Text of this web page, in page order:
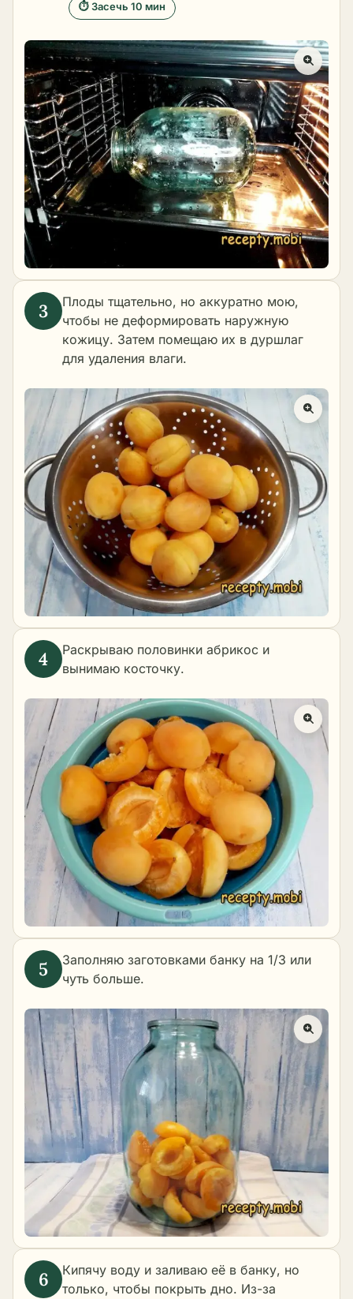
⏱ Засечь 10 мин
Плоды тщательно, но аккуратно мою,
чтобы не деформировать наружную
кожицу. Затем помещаю их в дуршлаг
для удаления влаги.
Раскрываю половинки абрикос и
вынимаю косточку.
Заполняю заготовками банку на 1/3 или
чуть больше.
Кипячу воду и заливаю её в банку, но
только, чтобы покрыть дно. Из-за